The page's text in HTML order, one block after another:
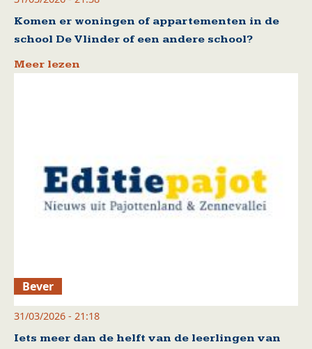
Komen er woningen of appartementen in de
school De Vlinder of een andere school?
Meer lezen
Bever
31/03/2026 - 21:18
Iets meer dan de helft van de leerlingen van